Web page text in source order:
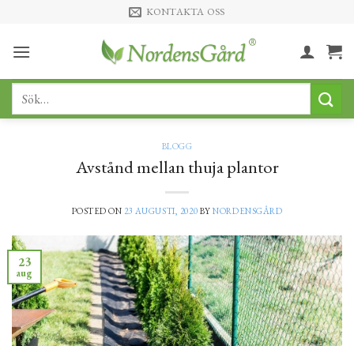
content
KONTAKTA OSS
Sök
BLOGG
Avstånd mellan thuja plantor
POSTED ON 23 AUGUSTI, 2020 BYNORDENSGÅRD
23
aug